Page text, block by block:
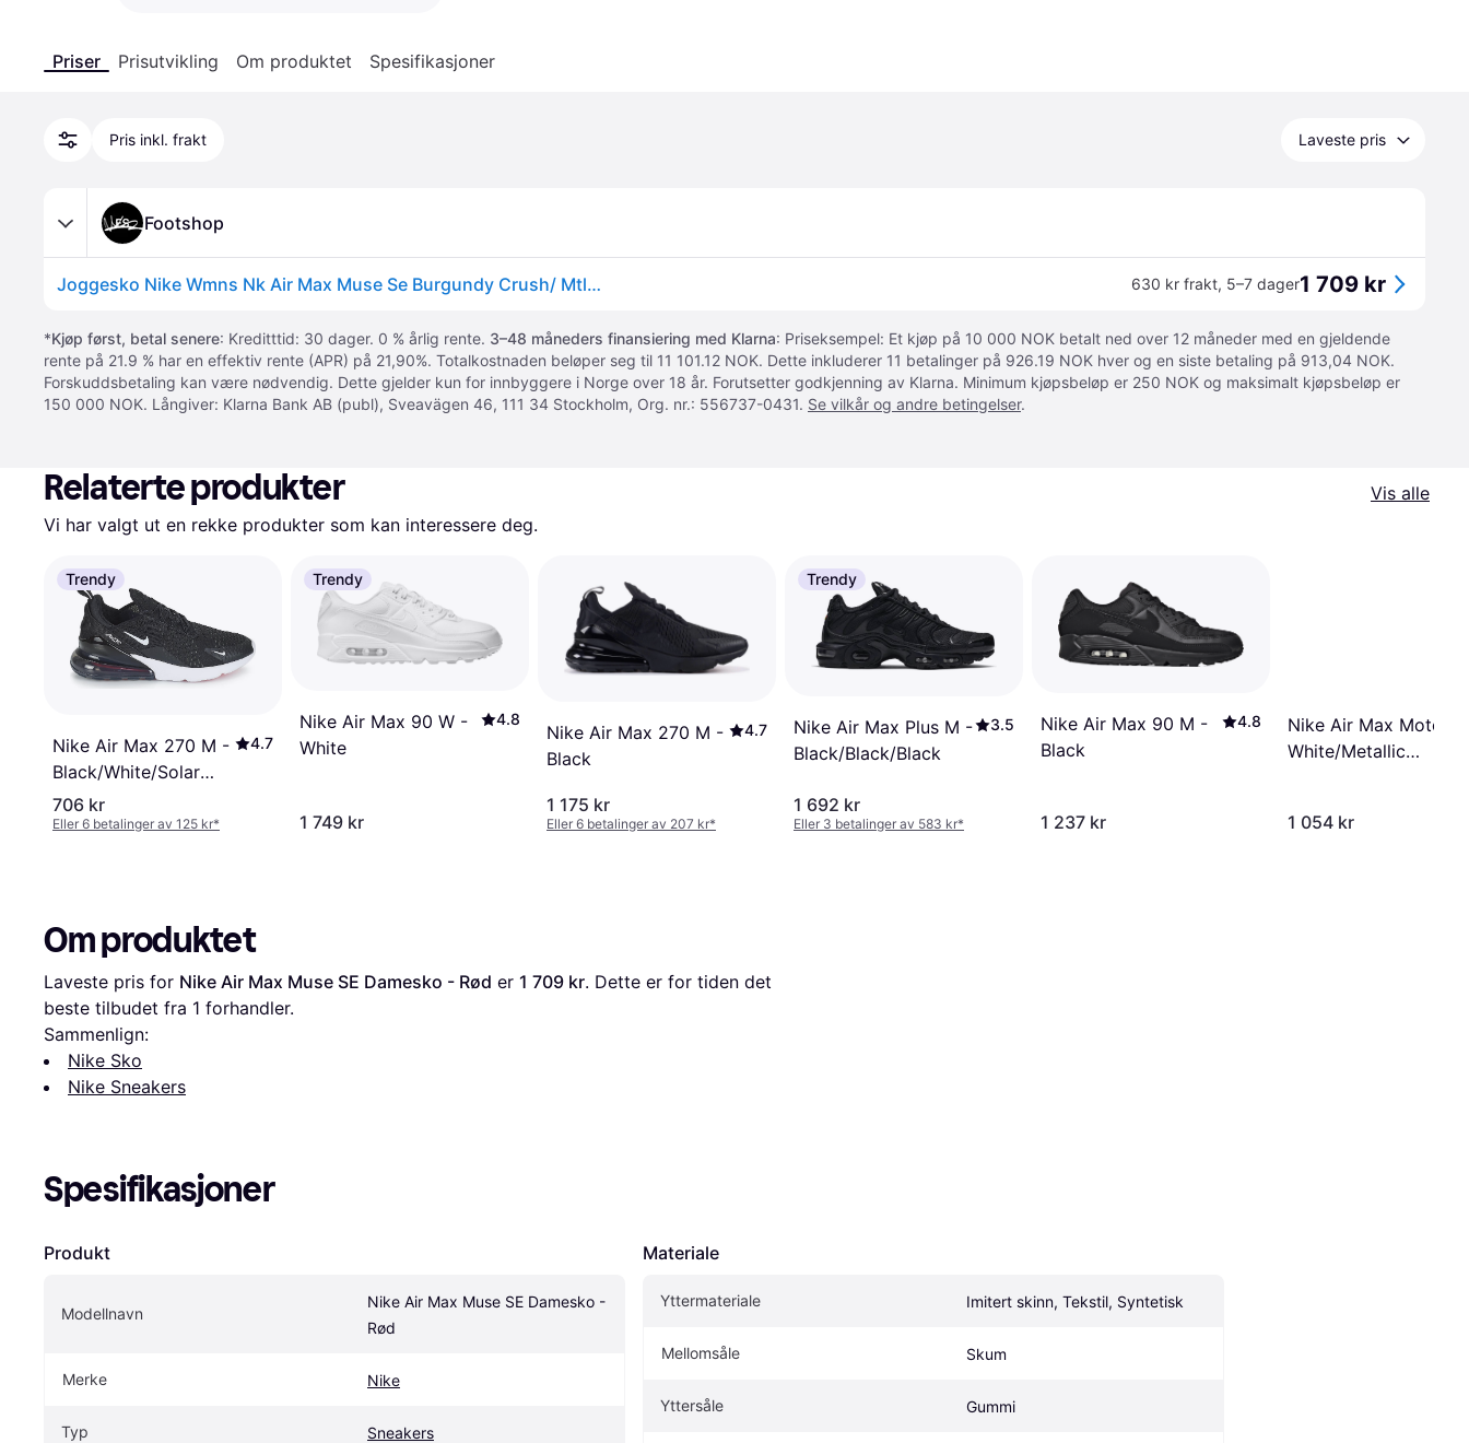
Priser Prisutvikling Om produktet Spesifikasjoner
Pris inkl. frakt Laveste pris
Footshop
Joggesko Nike Wmns Nk Air Max Muse Se Burgundy Crush/ Mtlc Dark Grey-Black EUR 41 630 kr frakt, 5–7 dager1 709 kr
*Kjøp først, betal senere: Kreditttid: 30 dager. 0 % årlig rente. 3–48 måneders finansiering med Klarna: Priseksempel: Et kjøp på 10 000 NOK betalt ned over 12 måneder med en gjeldende
rente på 21.9 % har en effektiv rente (APR) på 21,90%. Totalkostnaden beløper seg til 11 101.12 NOK. Dette inkluderer 11 betalinger på 926.19 NOK hver og en siste betaling på 913,04 NOK.
Forskuddsbetaling kan være nødvendig. Dette gjelder kun for innbyggere i Norge over 18 år. Forutsetter godkjenning av Klarna. Minimum kjøpsbeløp er 250 NOK og maksimalt kjøpsbeløp er
150 000 NOK. Långiver: Klarna Bank AB (publ), Sveavägen 46, 111 34 Stockholm, Org. nr.: 556737-0431. Se vilkår og andre betingelser.
Relaterte produkter
Vis alle
Vi har valgt ut en rekke produkter som kan interessere deg.
Trendy
Nike Air Max 270 M -
Black/White/Solar
Red/Anthracite
4.7
706 kr
Eller 6 betalinger av 125 kr*
Trendy
Nike Air Max 90 W -
White
4.8
1 749 kr
Nike Air Max 270 M -
Black
4.7
1 175 kr
Eller 6 betalinger av 207 kr*
Trendy
Nike Air Max Plus M -
Black/Black/Black
3.5
1 692 kr
Eller 3 betalinger av 583 kr*
Nike Air Max 90 M -
Black
4.8
1 237 kr
Nike Air Max Moto
White/Metallic
1 054 kr
Om produktet
Laveste pris for Nike Air Max Muse SE Damesko - Rød er 1 709 kr. Dette er for tiden det
beste tilbudet fra 1 forhandler.
Sammenlign:
Nike Sko
Nike Sneakers
Spesifikasjoner
Produkt
Modellnavn
Nike Air Max Muse SE Damesko -
Rød
Merke Nike
Typ Sneakers
Materiale
Yttermateriale Imitert skinn, Tekstil, Syntetisk
Mellomsåle Skum
Yttersåle Gummi